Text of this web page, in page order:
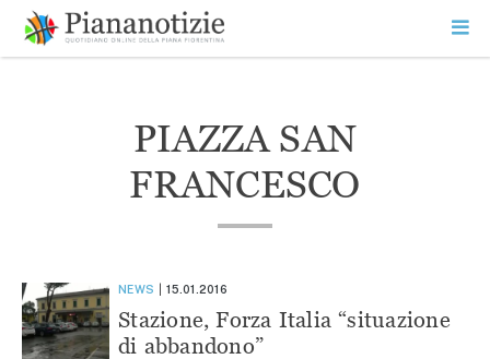
contenuto
SEARCH
PIAZZA SAN
FRANCESCO
NEWS 15.01.2016
Stazione, Forza Italia “situazione
di abbandono”